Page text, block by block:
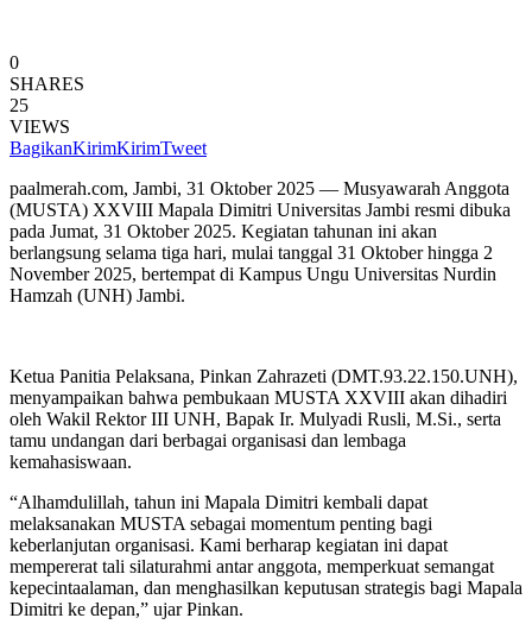
0
SHARES
25
VIEWS
BagikanKirimKirimTweet
paalmerah.com, Jambi, 31 Oktober 2025 — Musyawarah Anggota
(MUSTA) XXVIII Mapala Dimitri Universitas Jambi resmi dibuka
pada Jumat, 31 Oktober 2025. Kegiatan tahunan ini akan
berlangsung selama tiga hari, mulai tanggal 31 Oktober hingga 2
November 2025, bertempat di Kampus Ungu Universitas Nurdin
Hamzah (UNH) Jambi.
Ketua Panitia Pelaksana, Pinkan Zahrazeti (DMT.93.22.150.UNH),
menyampaikan bahwa pembukaan MUSTA XXVIII akan dihadiri
oleh Wakil Rektor III UNH, Bapak Ir. Mulyadi Rusli, M.Si., serta
tamu undangan dari berbagai organisasi dan lembaga
kemahasiswaan.
“Alhamdulillah, tahun ini Mapala Dimitri kembali dapat
melaksanakan MUSTA sebagai momentum penting bagi
keberlanjutan organisasi. Kami berharap kegiatan ini dapat
mempererat tali silaturahmi antar anggota, memperkuat semangat
kepecintaalaman, dan menghasilkan keputusan strategis bagi Mapala
Dimitri ke depan,” ujar Pinkan.